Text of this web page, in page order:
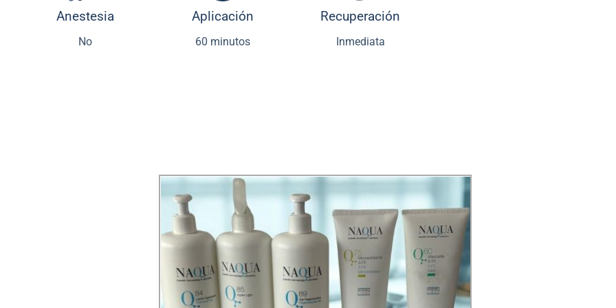
Anestesia
No
Aplicación
60 minutos
Recuperación
Inmediata